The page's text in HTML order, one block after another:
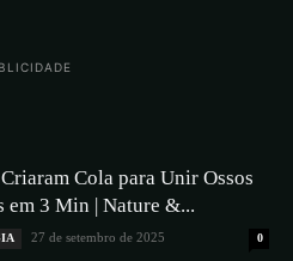
Cola para Unir Ossos
em 3 Min | Nature &...
27 de setembro de 2025 0